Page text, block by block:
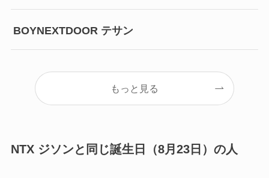
BOYNEXTDOOR テサン
もっと見る
NTX ジソンと同じ誕生日（8月23日）の人